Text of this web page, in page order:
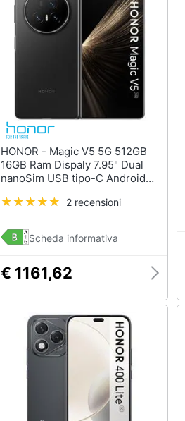
HONOR - Magic V5 5G 512GB
16GB Ram Dispaly 7.95" Dual
nanoSim USB tipo-C Android
5820mAh Black2 recensioni
Scheda informativa
€ 1161,62